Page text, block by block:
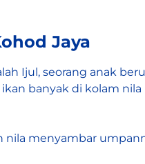
Jaya
Ijul, seorang anak
banyak di kolam nila
menyambar